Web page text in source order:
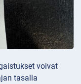
voivat
tasalla